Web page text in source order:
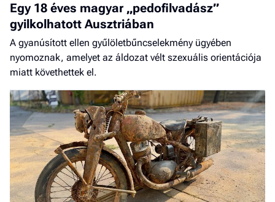
Egy 18 éves magyar „pedofilvadász”
gyilkolhatott Ausztriában
A gyanúsított ellen gyűlöletbűncselekmény ügyében
nyomoznak, amelyet az áldozat vélt szexuális orientációja
miatt követhettek el.